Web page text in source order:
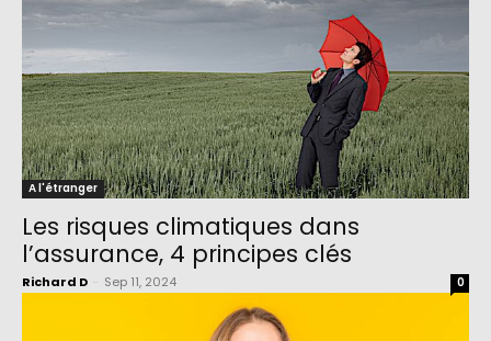
A l'étranger
Les risques climatiques dans
l’assurance, 4 principes clés
Richard D Sep 11, 2024 0